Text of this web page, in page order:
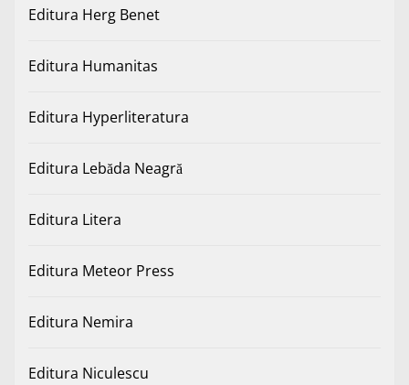
Editura Herg Benet
Editura Humanitas
Editura Hyperliteratura
Editura Lebăda Neagră
Editura Litera
Editura Meteor Press
Editura Nemira
Editura Niculescu